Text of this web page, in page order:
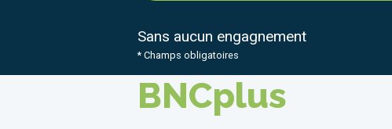
Sans aucun engagnement
* Champs obligatoires
BNCplus